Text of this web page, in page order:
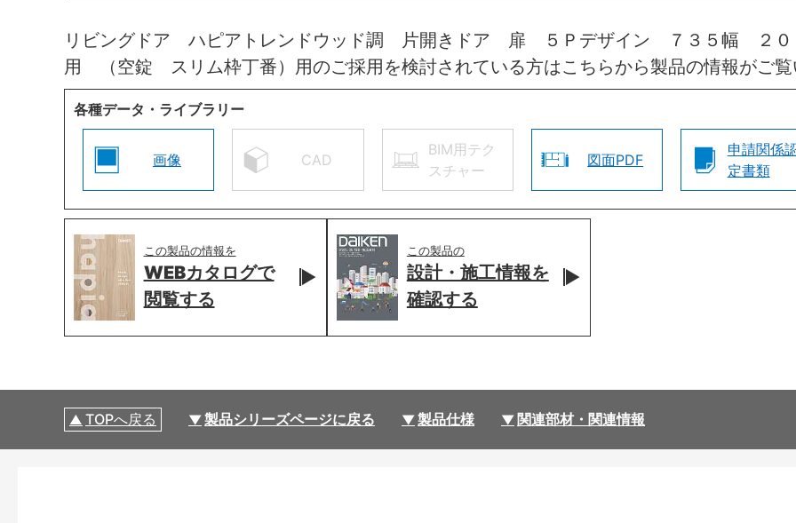
リビングドア ハピアトレンドウッド調 片開きドア 扉 ５Ｐデザイン ７３５幅 ２
用 （空錠 スリム枠丁番）用のご採用を検討されている方はこちらから製品の情報がご覧
各種データ・ライブラリー
画像 CAD
BIM用テク
スチャー
図面PDF
申請関係
定書類
この製品の情報を
WEBカタログで
閲覧する
この製品の
設計・施工情報を
確認する
TOPへ戻る 製品シリーズページに戻る 製品仕様 関連部材・関連情報